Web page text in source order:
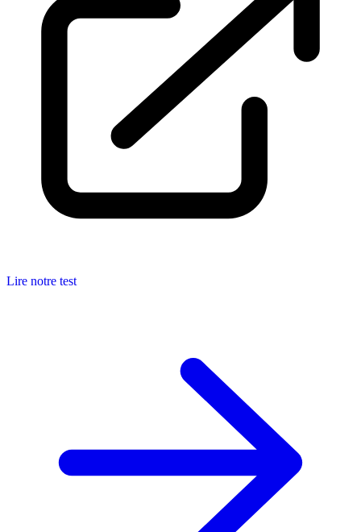
Lire notre test